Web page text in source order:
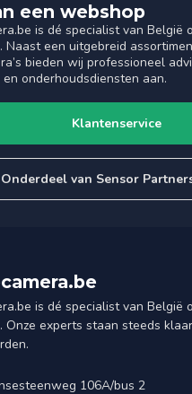
een webshop
is dé specialist van België
Naast een uitgebreid
bieden wij professioneel
onderhoudsdiensten aan.
Klantenservice
Onderdeel van Sensor
is dé specialist van België
Onze experts staan steeds
106A/bus 2